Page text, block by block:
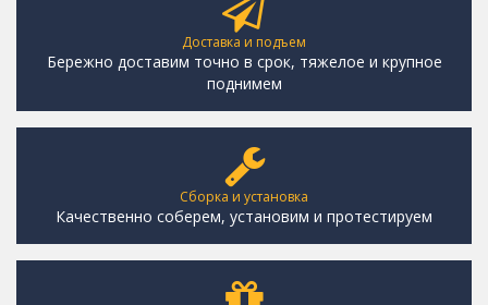
Доставка и подъем
Бережно доставим точно в срок, тяжелое и крупное
поднимем
Сборка и установка
Качественно соберем, установим и протестируем